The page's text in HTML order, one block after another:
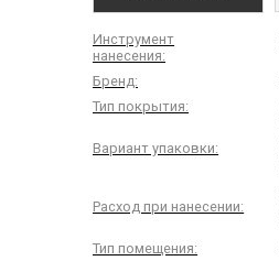
Инструмент
нанесения:
Бренд:
Тип покрытия:
Вариант упаковки:
Расход при нанесении:
Тип помещения: